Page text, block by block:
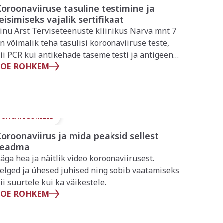
tasuline testimine ja
vajalik sertifikaat
Arst Terviseteenuste kliinikus Narva mnt 7
võimalik teha tasulisi koroonaviiruse teste,
PCR kui antikehade taseme testi ja antigeeni
ROHKEM
UNCATEGORIZED
ja mida peaksid sellest
hea ja näitlik video koroonaviirusest.
ja ühesed juhised ning sobib vaatamiseks
suurtele kui ka väikestele.
ROHKEM